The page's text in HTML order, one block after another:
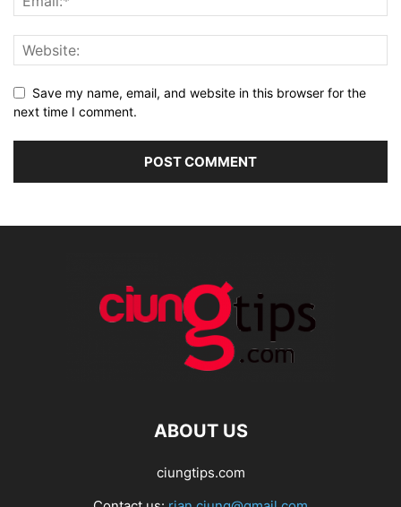
Save my name, email, and website in this browser for the
next time I comment.
ABOUT US
ciungtips.com